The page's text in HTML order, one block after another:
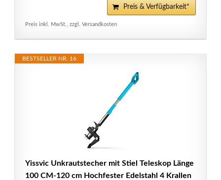
Preis & Verfügbarkeit*
Preis inkl. MwSt., zzgl. Versandkosten
BESTSELLER NR. 16
Yissvic Unkrautstecher mit Stiel Teleskop Länge
100 CM-120 cm Hochfester Edelstahl 4 Krallen